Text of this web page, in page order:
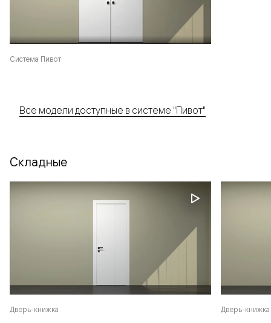
Система Пивот
Все модели доступные в системе "Пивот"
Складные
Дверь-книжка Дверь-книжка